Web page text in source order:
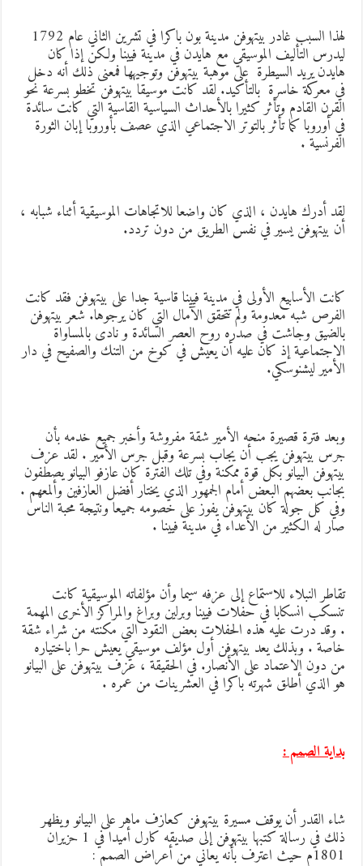
لهذا السبب غادر بيتهوفن مدينة بون باكرا في تشرين الثاني عام 1792
التأليف الموسيقي مع هايدن في مدينة فيينا ولكن إذا كان
يريد السيطرة على موهبة بيتهوفن وتوجيهها فمعنى ذلك أنه دخل
معركة خاسرة بالتأكيد. لقد كانت موسيقا بيتهوفن تخطو بسرعة نحو
القادم وتأثر كثيرا بالأحداث السياسية القاسية التي كانت سائدة
أوروبا كما تأثر بالتوتر الاجتماعي الذي عصف بأوروبا إبان الثورة
.
أدرك هايدن ، الذي كان واضعا للاتجاهات الموسيقية أثناء شبابه ،
بيتهوفن يسير في نفس الطريق من دون تردد.
الأسابيع الأولى في مدينة فيينا قاسية جدا على بيتهوفن فقد كانت
شبه معدومة ولم تتحقق الآمال التي كان يرجوها. شعر بيتهوفن
وجاشت في صدره روح العصر السائدة و نادى بالمساواة
إذ كان عليه أن يعيش في كوخ من التنك والصفيح في دار
ليشنوسكي.
فترة قصيرة منحه الأمير شقة مفروشة وأخبر جميع خدمه بأن
بيتهوفن يجب أن يجاب بسرعة وقبل جرس الأمير . لقد عزف
البيانو بكل قوة ممكنة وفي تلك الفترة كان عازفو البيانو يصطفون
بعضهم البعض أمام الجمهور الذي يختار أفضل العازفين وألمعهم .
كل جولة كان بيتهوفن يفوز على خصومه جميعا ونتيجة محبة الناس
له الكثير من الأعداء في مدينة فيينا .
النبلاء للاستماع إلى عزفه سيما وأن مؤلفاته الموسيقية كانت
انسكابا في حفلات فيينا وبرلين وبراغ والمراكز الأخرى المهمة
وقد درت عليه هذه الحفلات بعض النقود التي مكنته من شراء شقة
. وبذلك يعد بيتهوفن أول مؤلف موسيقي يعيش حرا باختياره
دون الاعتماد على الأنصار. في الحقيقة ، عزف بيتهوفن على البيانو
الذي أطلق شهرته باكرا في العشرينات من عمره .
الصمم :
القدر أن يوقف مسيرة بيتهوفن كعازف ماهر على البيانو ويظهر
ذلك في رسالة كتبها بيتهوفن إلى صديقه كارل أميدا في 1 حزيران
اعترف بأنه يعاني من أعراض الصمم :